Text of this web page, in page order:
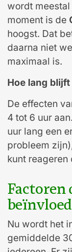
wordt meestal
moment is de
hoogst. Dat
daarna niet
maximaal is.
Hoe lang
De effecten
4 tot 6 uur
uur lang een
probleem
kunt reageren
Factoren
Nu wordt het
gemiddelde